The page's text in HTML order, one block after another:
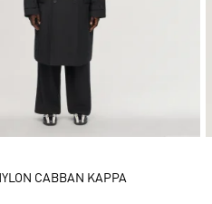
CABBAN KAPPA